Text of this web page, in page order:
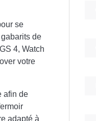
se
de
4, Watch
votre
afin de
adapté à